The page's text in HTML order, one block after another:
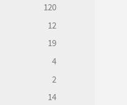
120
12
19
4
2
14